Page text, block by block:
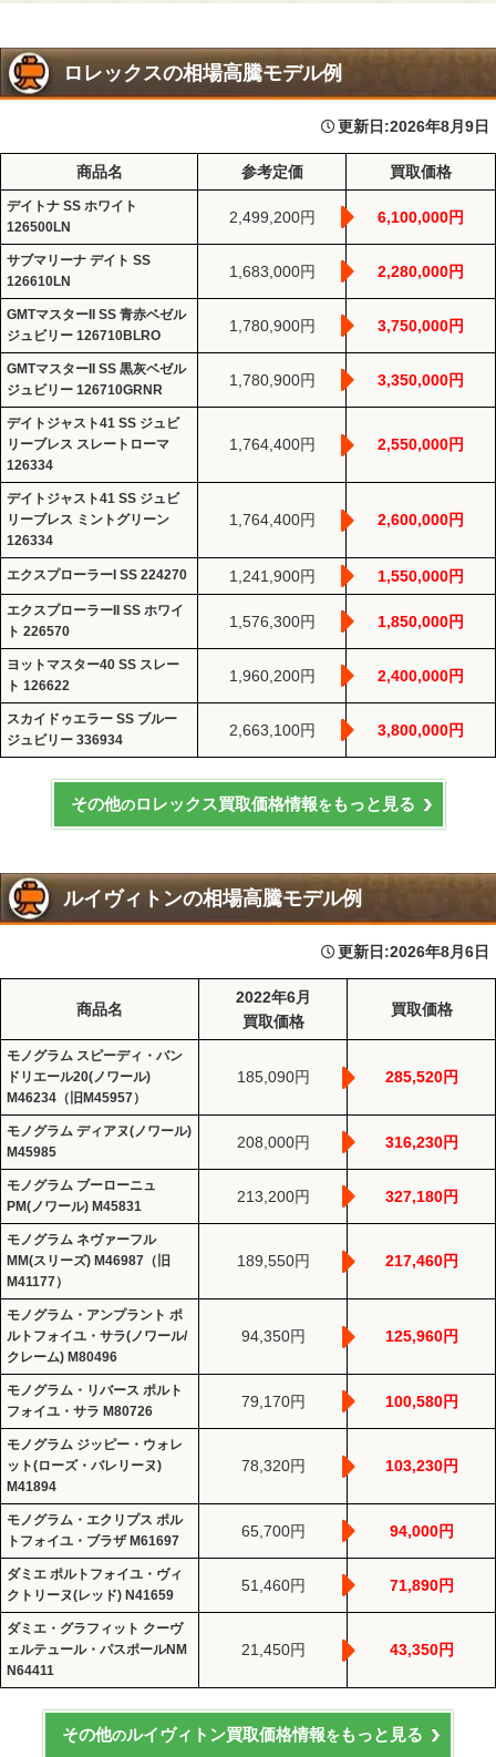
ロレックスの相場高騰モデル例
更新日:2026年8月9日
商品名 参考定価 買取価格
デイトナ SS ホワイト
126500LN
2,499,200円 6,100,000円
サブマリーナ デイト SS
126610LN
1,683,000円 2,280,000円
GMTマスターII SS 青赤ベゼル
ジュビリー 126710BLRO
1,780,900円 3,750,000円
GMTマスターII SS 黒灰ベゼル
ジュビリー 126710GRNR
1,780,900円 3,350,000円
デイトジャスト41 SS ジュビ
リーブレス スレートローマ
126334
1,764,400円 2,550,000円
デイトジャスト41 SS ジュビ
リーブレス ミントグリーン
126334
1,764,400円 2,600,000円
エクスプローラーI SS 224270 1,241,900円 1,550,000円
エクスプローラーII SS ホワイ
ト 226570
1,576,300円 1,850,000円
ヨットマスター40 SS スレー
ト 126622
1,960,200円 2,400,000円
スカイドゥエラー SS ブルー
ジュビリー 336934
2,663,100円 3,800,000円
その他のロレックス買取価格情報をもっと見る
ルイヴィトンの相場高騰モデル例
更新日:2026年8月6日
商品名
2022年6月
買取価格
買取価格
モノグラム スピーディ・バン
ドリエール20(ノワール)
M46234（旧M45957）
185,090円 285,520円
モノグラム ディアヌ(ノワール)
M45985
208,000円 316,230円
モノグラム ブーローニュ
PM(ノワール) M45831
213,200円 327,180円
モノグラム ネヴァーフル
MM(スリーズ) M46987（旧
M41177）
189,550円 217,460円
モノグラム・アンプラント ポ
ルトフォイユ・サラ(ノワール/
クレーム) M80496
94,350円 125,960円
モノグラム・リバース ポルト
フォイユ・サラ M80726
79,170円 100,580円
モノグラム ジッピー・ウォレ
ット(ローズ・バレリーヌ)
M41894
78,320円 103,230円
モノグラム・エクリプス ポル
トフォイユ・ブラザ M61697
65,700円 94,000円
ダミエ ポルトフォイユ・ヴィ
クトリーヌ(レッド) N41659
51,460円 71,890円
ダミエ・グラフィット クーヴ
ェルテュール・パスポールNM
N64411
21,450円 43,350円
その他のルイヴィトン買取価格情報を もっと見る